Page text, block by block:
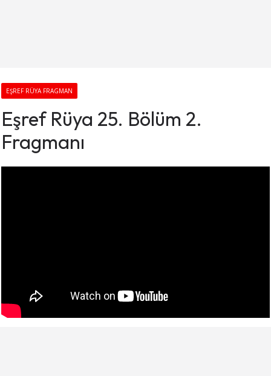
EŞREF RÜYA FRAGMAN
Eşref Rüya 25. Bölüm 2.
Fragmanı